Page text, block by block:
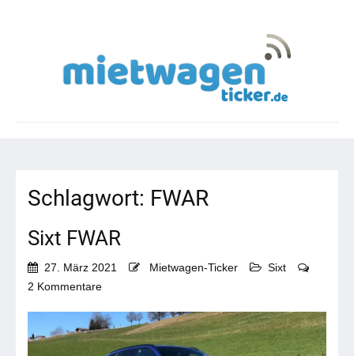
Schlagwort: FWAR
Sixt FWAR
27. März 2021 Mietwagen-Ticker
Sixt
2 Kommentare
FWAR